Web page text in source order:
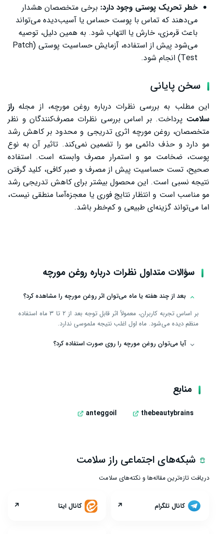
خطر تحریک پوستی وجود دارد: برخی متخصصان هشدار
می‌دهند که تماس با پوست حساس یا آسیب‌دیده می‌تواند
باعث قرمزی، خارش یا التهاب شود. به همین دلیل، توصیه
می‌شود پیش از استفاده، آزمایش حساسیت پوستی (Patch
Test) انجام شود.
سخن پایانی
این مطلب به بررسی نظرات درباره روغن مورچه، از مجله راز
سلامت پرداخت. بر اساس بررسی نظرات مصرف‌کنندگان و نظر
متخصصان، روغن مورچه اثری تدریجی و محدود بر کاهش رشد
مو دارد و حذف دائمی مو را تضمین نمی‌کند. تاثیر آن به نوع
پوست، ضخامت مو و استمرار مصرف وابسته است. استفاده
صحیح، تست حساسیت پیش از مصرف و صبر کافی، کلید گرفتن
نتیجه نسبی است. این محصول بیشتر برای کاهش تدریجی رشد
مو مناسب است و انتظار نتایج فوری یا معجزه‌آسا منطقی نیست،
اما می‌تواند گزینه‌ای طبیعی و کم‌خطر باشد.
سؤالات متداول نظرات درباره روغن مورچه
بعد از چند هفته یا ماه می‌توان اثر روغن مورچه را مشاهده کرد؟
بر اساس تجربه کاربران، معمولاً اثر قابل توجه بعد از ۲ تا ۳ ماه استفاده
منظم دیده می‌شود. ماه اول اغلب نتیجه ملموسی ندارد.
آیا می‌توان روغن مورچه را روی صورت استفاده کرد؟
منابع
thebeautybrains
anteggoil
شبکه‌های اجتماعی راز سلامت
دریافت تازه‌ترین مقاله‌ها و نکته‌های سلامت
کانال تلگرام ↗ کانال ایتا ↗